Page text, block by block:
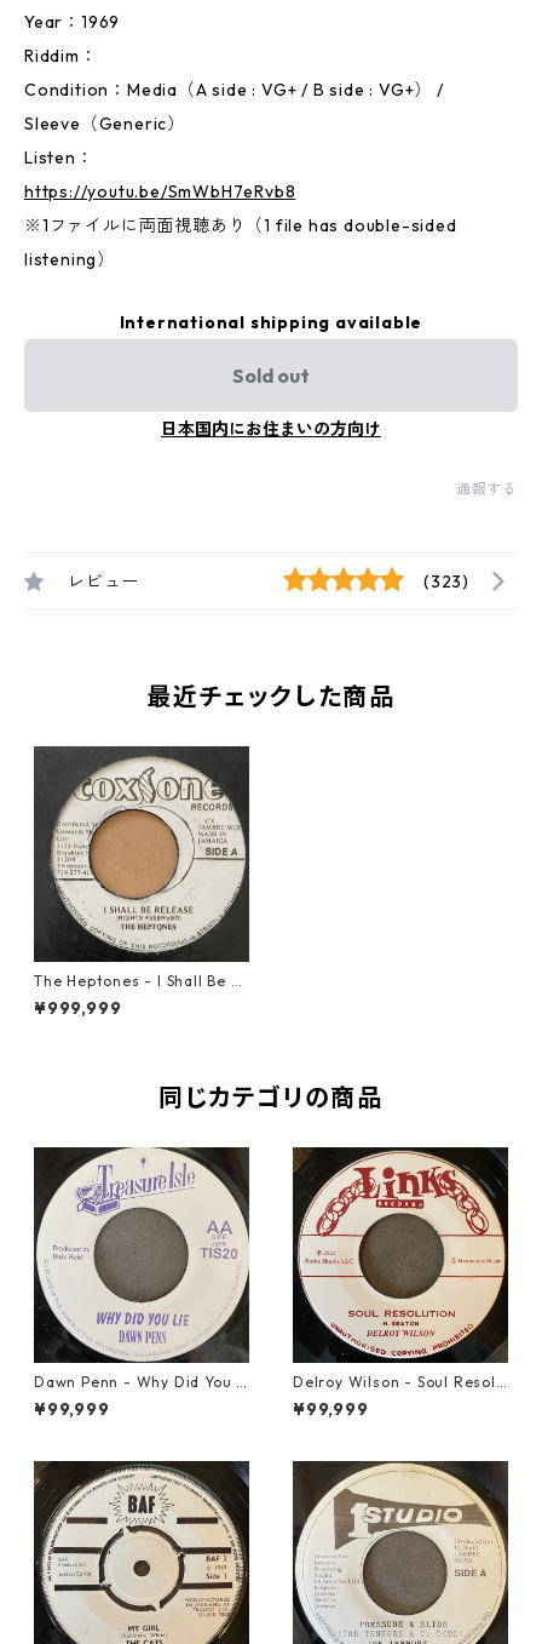
Year：1969
Riddim：
Condition：Media（A side : VG+ / B side : VG+） /
Sleeve（Generic）
Listen：
https://youtu.be/SmWbH7eRvb8
※1ファイルに両面視聴あり（1 file has double-sided
listening）
International shipping available
Sold out
日本国内にお住まいの方向け
通報する
レビュー (323)
最近チェックした商品
The Heptones - I Shall Be R
eleased【7-21190】
¥999,999
同じカテゴリの商品
Dawn Penn - Why Did You Li
e【7-21938】
¥99,999
Delroy Wilson - Soul Resolu
tion【7-21935】
¥99,999